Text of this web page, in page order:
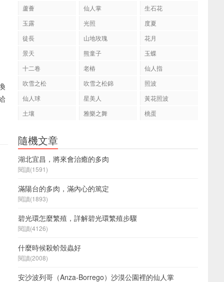
蘆薈 仙人掌
生石花
玉露
光照
度夏
徒長
山地玫瑰
花月
景天
熊童子
玉蝶
十二卷
老樁
仙人指
吹雪之松
吹雪之松錦
照波
仙人球
星美人
黃花照波
土壤
雅樂之舞 桃蛋
隨機文章
湖北宜昌，將來會治癒的多肉
閱讀(1591)
滿陽台的多肉，滿內心的篤定
閱讀(1893)
碧光環怎麼繁殖，詳解碧光環繁殖步驟
閱讀(4126)
什麼時候殺蚧殼蟲好
閱讀(2008)
安沙波列哥（Anza-Borrego）沙漠公園裡的仙人掌